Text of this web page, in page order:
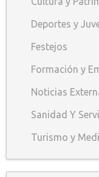
Deportes y
Festejos
Formación y
Noticias
Sanidad Y
Turismo y